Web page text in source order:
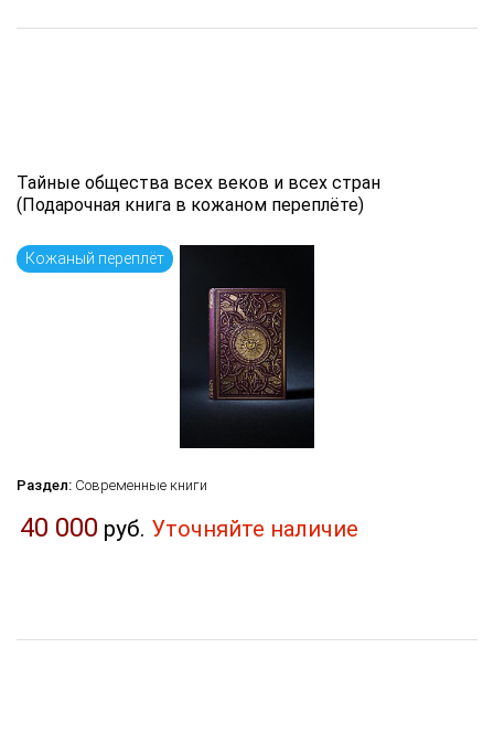
Тайные общества всех веков и всех стран
(Подарочная книга в кожаном переплёте)
Кожаный переплёт
Раздел: Современные книги
40 000 руб. Уточняйте наличие